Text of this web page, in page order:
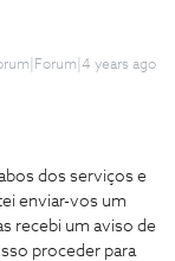
years ago
dos serviços e
enviar-vos um
recebi um aviso de
proceder para